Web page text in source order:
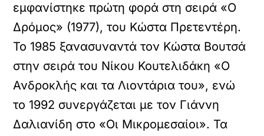
εμφανίστηκε πρώτη φορά στη σειρά «Ο
Δρόμος» (1977), του Κώστα Πρετεντέρη.
Το 1985 ξανασυναντά τον Κώστα Βουτσά
στην σειρά του Νίκου Κουτελιδάκη «Ο
Ανδροκλής και τα Λιοντάρια του», ενώ
το 1992 συνεργάζεται με τον Γιάννη
Δαλιανίδη στο «Οι Μικρομεσαίοι». Τα